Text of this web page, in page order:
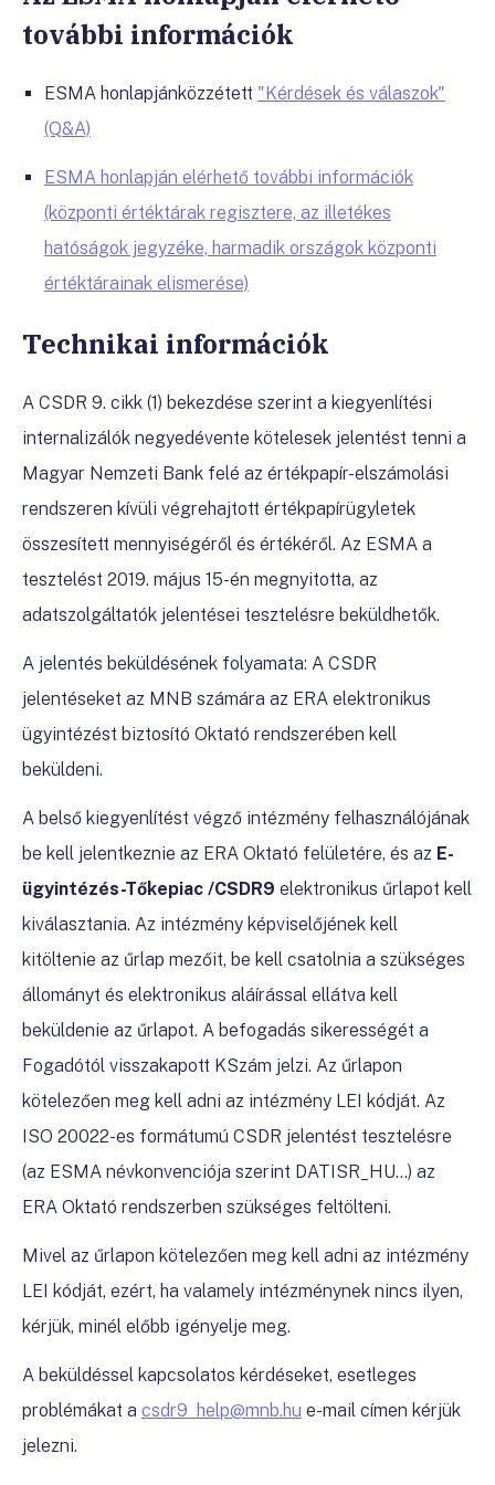
további információk
ESMA honlapjánközzétett "Kérdések és válaszok"
(Q&A)
ESMA honlapján elérhető további információk
(központi értéktárak regisztere, az illetékes
hatóságok jegyzéke, harmadik országok központi
értéktárainak elismerése)
Technikai információk
A CSDR 9. cikk (1) bekezdése szerint a kiegyenlítési
internalizálók negyedévente kötelesek jelentést tenni a
Magyar Nemzeti Bank felé az értékpapír-elszámolási
rendszeren kívüli végrehajtott értékpapírügyletek
összesített mennyiségéről és értékéről. Az ESMA a
tesztelést 2019. május 15-én megnyitotta, az
adatszolgáltatók jelentései tesztelésre beküldhetők.
A jelentés beküldésének folyamata: A CSDR
jelentéseket az MNB számára az ERA elektronikus
ügyintézést biztosító Oktató rendszerében kell
beküldeni.
A belső kiegyenlítést végző intézmény felhasználójának
be kell jelentkeznie az ERA Oktató felületére, és az E-
ügyintézés-Tőkepiac /CSDR9 elektronikus űrlapot kell
kiválasztania. Az intézmény képviselőjének kell
kitöltenie az űrlap mezőit, be kell csatolnia a szükséges
állományt és elektronikus aláírással ellátva kell
beküldenie az űrlapot. A befogadás sikerességét a
Fogadótól visszakapott KSzám jelzi. Az űrlapon
kötelezően meg kell adni az intézmény LEI kódját. Az
ISO 20022-es formátumú CSDR jelentést tesztelésre
(az ESMA névkonvenciója szerint DATISR_HU…) az
ERA Oktató rendszerben szükséges feltölteni.
Mivel az űrlapon kötelezően meg kell adni az intézmény
LEI kódját, ezért, ha valamely intézménynek nincs ilyen,
kérjük, minél előbb igényelje meg.
A beküldéssel kapcsolatos kérdéseket, esetleges
problémákat a csdr9_help@mnb.hu e-mail címen kérjük
jelezni.